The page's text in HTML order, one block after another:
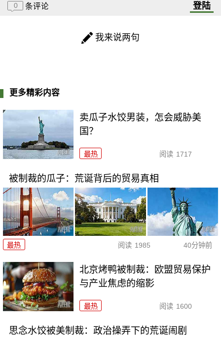
0 条评论 登陆
我来说两句
更多精彩内容
卖瓜子水饺男装，怎会威胁美
国？
最热 阅读 1717
被制裁的瓜子：荒诞背后的贸易真相
最热 阅读 1985 40分钟前
北京烤鸭被制裁：欧盟贸易保护
与产业焦虑的缩影
最热 阅读 1600
思念水饺被美制裁：政治操弄下的荒诞闹剧